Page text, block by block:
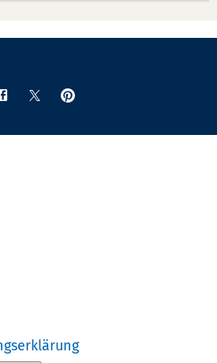
Teilen TeilenAnpinnen